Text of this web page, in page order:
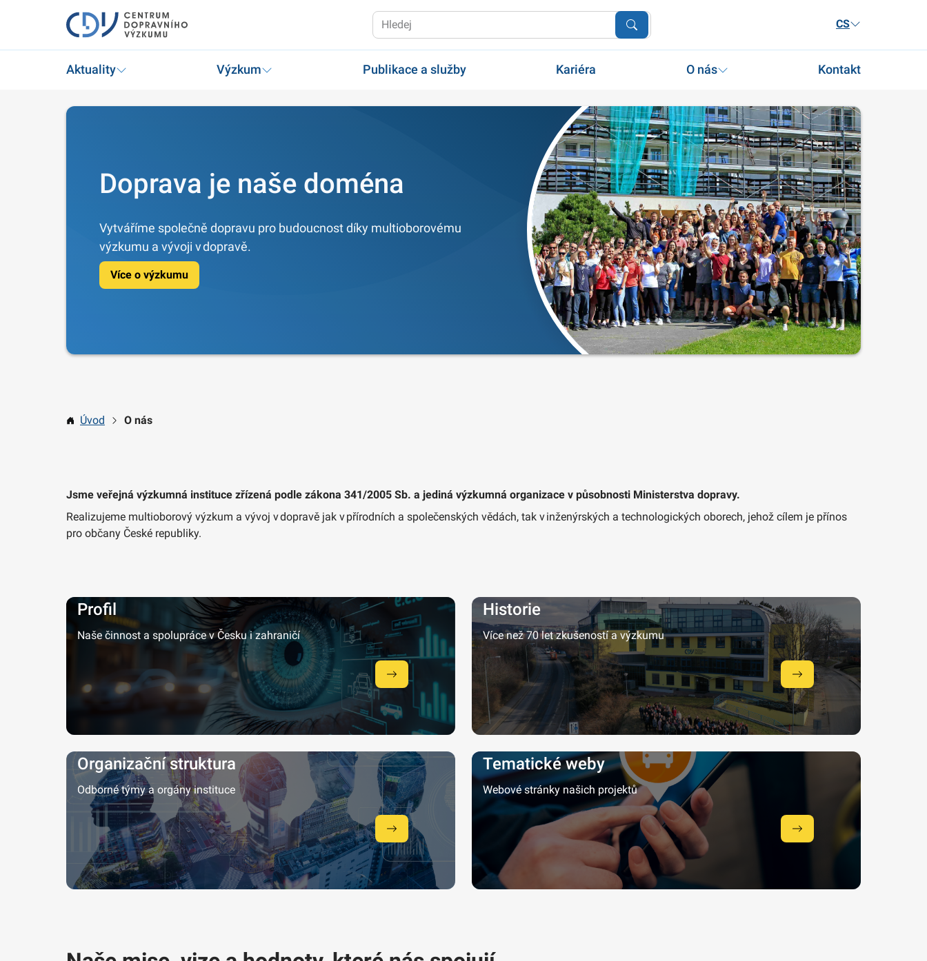
CS
Aktuality Výzkum Publikace a služby Kariéra O nás Kontakt
Doprava je naše doména
Vytváříme společně dopravu pro budoucnost díky multioborovému
výzkumu a vývoji v dopravě.
Více o výzkumu
Úvod O nás
Jsme veřejná výzkumná instituce zřízená podle zákona 341/2005 Sb. a jediná výzkumná organizace v působnosti Ministerstva dopravy.
Realizujeme multioborový výzkum a vývoj v dopravě jak v přírodních a společenských vědách, tak v inženýrských a technologických oborech, jehož cílem je přínos
pro občany České republiky.
Profil
Naše činnost a spolupráce v Česku i zahraničí
Historie
Více než 70 let zkušeností a výzkumu
Organizační struktura
Odborné týmy a orgány instituce
Tematické weby
Webové stránky našich projektů